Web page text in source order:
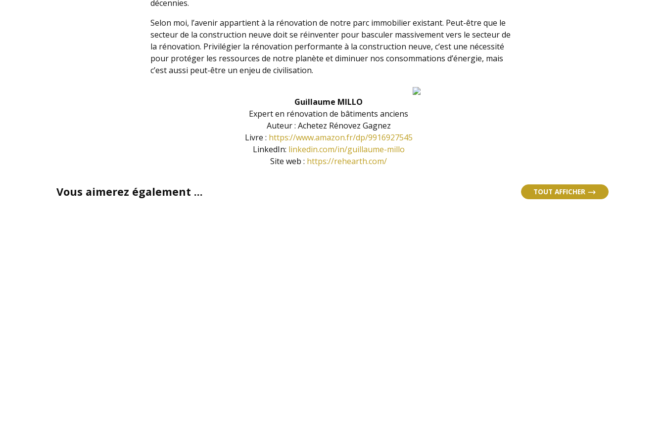
décennies.
Selon moi, l’avenir appartient à la rénovation de notre parc immobilier existant. Peut-être que le
secteur de la construction neuve doit se réinventer pour basculer massivement vers le secteur de
la rénovation. Privilégier la rénovation performante à la construction neuve, c’est une nécessité
pour protéger les ressources de notre planète et diminuer nos consommations d’énergie, mais
c’est aussi peut-être un enjeu de civilisation.
Guillaume MILLO
Expert en rénovation de bâtiments anciens
Auteur : Achetez Rénovez Gagnez
Livre : https://www.amazon.fr/dp/9916927545
LinkedIn: linkedin.com/in/guillaume-millo
Site web : https://rehearth.com/
Vous aimerez également ... TOUT AFFICHER